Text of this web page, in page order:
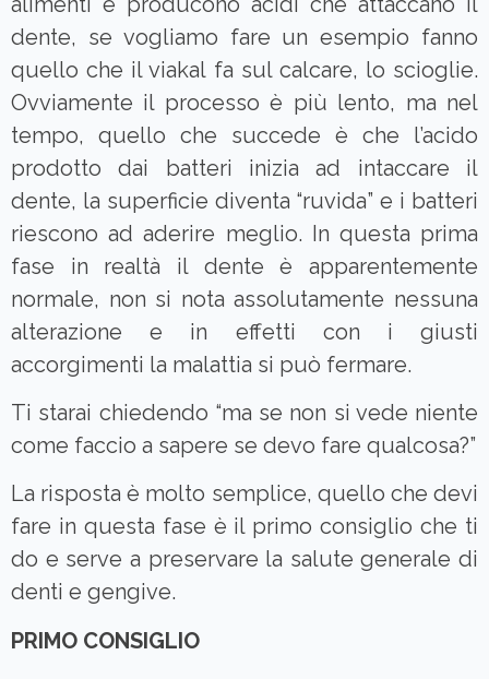
dente, se vogliamo fare un esempio fanno
quello che il viakal fa sul calcare, lo scioglie.
Ovviamente il processo è più lento, ma nel
tempo, quello che succede è che l’acido
prodotto dai batteri inizia ad intaccare il
dente, la superficie diventa “ruvida” e i batteri
riescono ad aderire meglio. In questa prima
fase in realtà il dente è apparentemente
normale, non si nota assolutamente nessuna
alterazione e in effetti con i giusti
accorgimenti la malattia si può fermare.
Ti starai chiedendo “ma se non si vede niente
come faccio a sapere se devo fare qualcosa?”
La risposta è molto semplice, quello che devi
fare in questa fase è il primo consiglio che ti
do e serve a preservare la salute generale di
denti e gengive.
PRIMO CONSIGLIO